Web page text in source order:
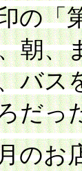
の「
朝、
バス
だっ
お店